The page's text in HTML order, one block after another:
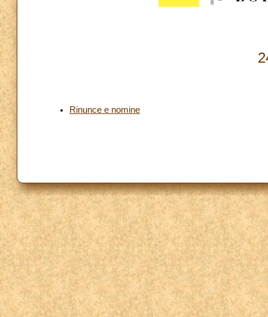
Rinunce e nomine